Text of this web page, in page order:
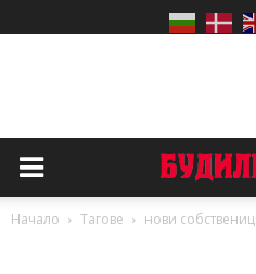
Начало Тагове нови